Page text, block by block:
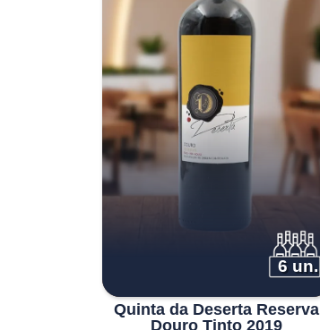
era:
€62.00.
é:
€49.50.
6 un.
Quinta da Deserta Reserva
Douro Tinto 2019